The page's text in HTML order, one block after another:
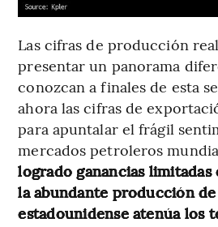
Las cifras de producción
presentar un panorama
conozcan a finales de esta
ahora las cifras de
para apuntalar el frágil
mercados petroleros
logrado ganancias limitadas
la abundante producción
estadounidense atenúa los